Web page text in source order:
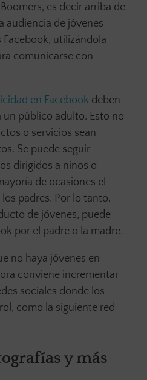
es decir arriba de
audiencia de jóvenes
utilizándola
comunicarse con
en Facebook deben
un público adulto. Esto no
o servicios sean
Se puede seguir
dirigidos a niños o
de ocasiones el
padres. Por lo tanto,
de jóvenes, puede
por el padre o la madre.
no haya jóvenes en
conviene incrementar
sociales donde los
como la siguiente red
y más